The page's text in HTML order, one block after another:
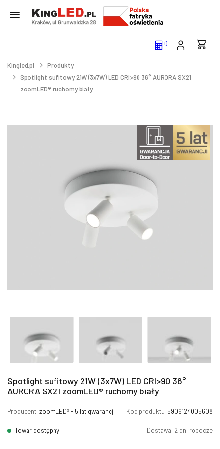
0
Kingled.pl
Produkty
Spotlight sufitowy 21W (3x7W) LED CRI>90 36° AURORA SX21
zoomLED® ruchomy biały
Spotlight sufitowy 21W (3x7W) LED CRI>90 36°
AURORA SX21 zoomLED® ruchomy biały
Producent: zoomLED® - 5 lat gwarancji Kod produktu: 5906124005608
Towar dostępny Dostawa: 2 dni robocze